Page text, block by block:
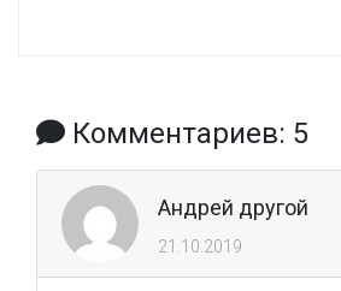
Комментариев: 5
Андрей другой
21.10.2019